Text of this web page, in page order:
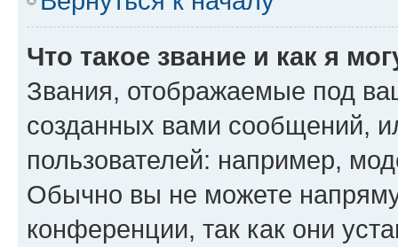
Что такое звание и как я
Звания, отображаемые под
созданных вами сообщений,
пользователей: например,
Обычно вы не можете
конференции, так как они